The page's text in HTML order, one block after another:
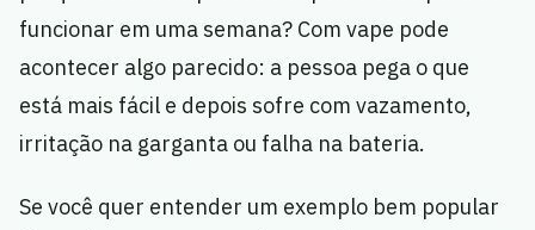
funcionar em uma semana? Com vape pode
acontecer algo parecido: a pessoa pega o que
está mais fácil e depois sofre com vazamento,
irritação na garganta ou falha na bateria.
Se você quer entender um exemplo bem popular